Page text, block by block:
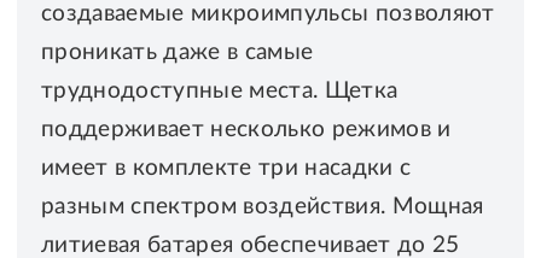
создаваемые микроимпульсы позволяют
проникать даже в самые
труднодоступные места. Щетка
поддерживает несколько режимов и
имеет в комплекте три насадки с
разным спектром воздействия. Мощная
литиевая батарея обеспечивает до 25